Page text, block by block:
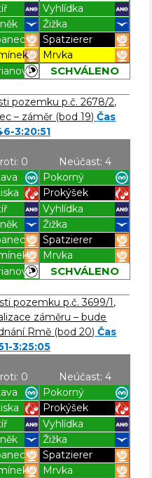
Vyhlídka
Žižka
Spatzierer
Mrvka
SCHVÁLENO
pozemku p.č. 2678/2,
– záměr (bod 19) Čas
3:20:51
0
Neúčast: 4
Pokorný
Prokýšek
Vyhlídka
Žižka
Spatzierer
Mrvka
SCHVÁLENO
pozemku p.č. 3699/1,
záměru – bude
Rmě (bod 20) Čas
3:25:05
0
Neúčast: 4
Pokorný
Prokýšek
Vyhlídka
Žižka
Spatzierer
Mrvka